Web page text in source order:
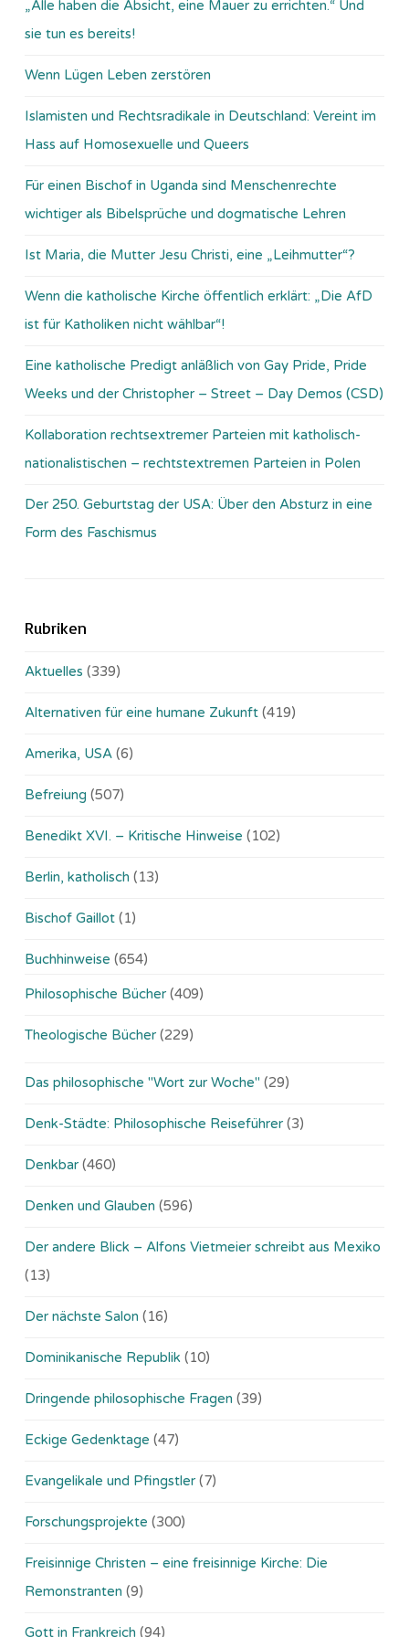
„Alle haben die Absicht, eine Mauer zu errichten.“ Und
sie tun es bereits!
Wenn Lügen Leben zerstören
Islamisten und Rechtsradikale in Deutschland: Vereint im
Hass auf Homosexuelle und Queers
Für einen Bischof in Uganda sind Menschenrechte
wichtiger als Bibelsprüche und dogmatische Lehren
Ist Maria, die Mutter Jesu Christi, eine „Leihmutter“?
Wenn die katholische Kirche öffentlich erklärt: „Die AfD
ist für Katholiken nicht wählbar“!
Eine katholische Predigt anläßlich von Gay Pride, Pride
Weeks und der Christopher – Street – Day Demos (CSD)
Kollaboration rechtsextremer Parteien mit katholisch-
nationalistischen – rechtstextremen Parteien in Polen
Der 250. Geburtstag der USA: Über den Absturz in eine
Form des Faschismus
Rubriken
Aktuelles (339)
Alternativen für eine humane Zukunft (419)
Amerika, USA (6)
Befreiung (507)
Benedikt XVI. – Kritische Hinweise (102)
Berlin, katholisch (13)
Bischof Gaillot (1)
Buchhinweise (654)
Philosophische Bücher (409)
Theologische Bücher (229)
Das philosophische "Wort zur Woche" (29)
Denk-Städte: Philosophische Reiseführer (3)
Denkbar (460)
Denken und Glauben (596)
Der andere Blick – Alfons Vietmeier schreibt aus Mexiko
(13)
Der nächste Salon (16)
Dominikanische Republik (10)
Dringende philosophische Fragen (39)
Eckige Gedenktage (47)
Evangelikale und Pfingstler (7)
Forschungsprojekte (300)
Freisinnige Christen – eine freisinnige Kirche: Die
Remonstranten (9)
Gott in Frankreich (94)